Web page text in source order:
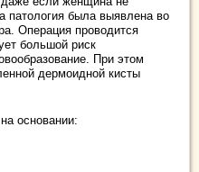
патология была выявлена во
Операция проводится
большой риск
При этом
дермоидной кисты
основании: